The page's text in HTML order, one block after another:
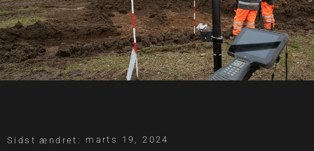
Sidst ændret: marts 19, 2024